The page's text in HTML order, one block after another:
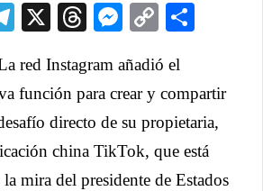
Telegram
X ThreadsCopy
red Instagram añadió el
función para crear y compartir
directo de su propietaria,
china TikTok, que está
la mira del presidente de Estados